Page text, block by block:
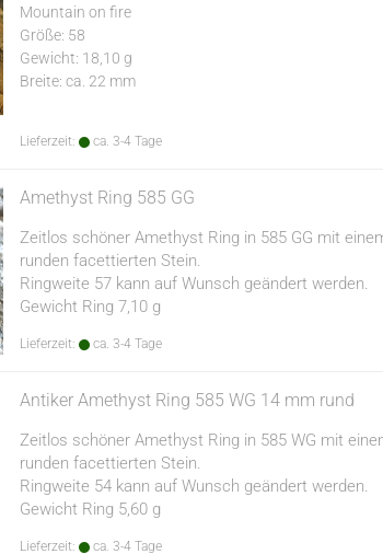
Mountain on fire
Größe: 58
Gewicht: 18,10 g
Breite: ca. 22 mm
Lieferzeit: ca. 3-4 Tage
Amethyst Ring 585 GG
Zeitlos schöner Amethyst Ring in 585 GG mit
runden facettierten Stein.
Ringweite 57 kann auf Wunsch geändert werden.
Gewicht Ring 7,10 g
Lieferzeit: ca. 3-4 Tage
Antiker Amethyst Ring 585 WG 14 mm rund
Zeitlos schöner Amethyst Ring in 585 WG mit
runden facettierten Stein.
Ringweite 54 kann auf Wunsch geändert werden.
Gewicht Ring 5,60 g
Lieferzeit: ca. 3-4 Tage